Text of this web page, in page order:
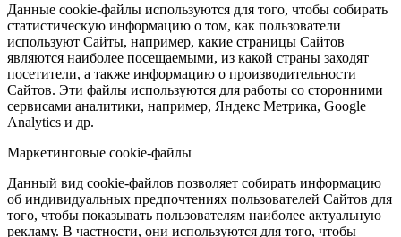
Данные cookie-файлы используются для того, чтобы собирать
статистическую информацию о том, как пользователи
используют Сайты, например, какие страницы Сайтов
являются наиболее посещаемыми, из какой страны заходят
посетители, а также информацию о производительности
Сайтов. Эти файлы используются для работы со сторонними
сервисами аналитики, например, Яндекс Метрика, Google
Analytics и др.
Маркетинговые cookie-файлы
Данный вид cookie-файлов позволяет собирать информацию
об индивидуальных предпочтениях пользователей Сайтов для
того, чтобы показывать пользователям наиболее актуальную
рекламу. В частности, они используются для того, чтобы